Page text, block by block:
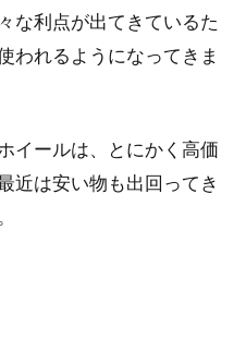
な利点が出てきているた
われるようになってきま
イールは、とにかく高価
近は安い物も出回ってき